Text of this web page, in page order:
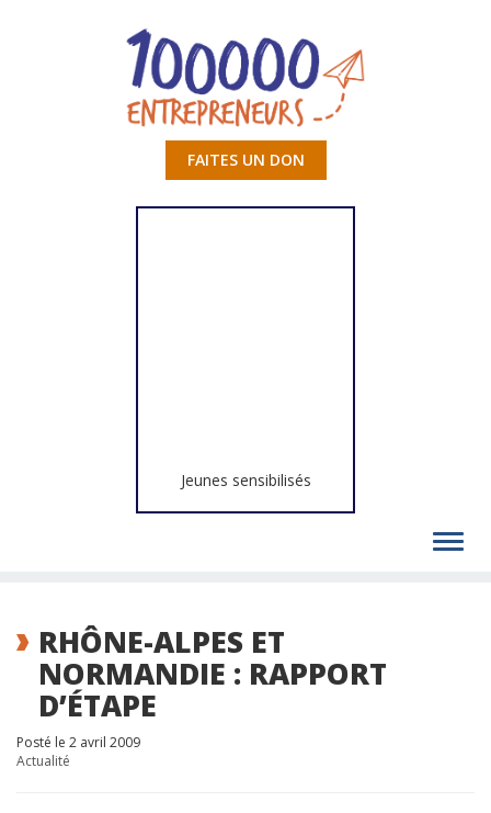
FAITES UN DON
Jeunes sensibilisés
RHÔNE-ALPES ET
NORMANDIE : RAPPORT
D’ÉTAPE
Posté le 2 avril 2009
Actualité